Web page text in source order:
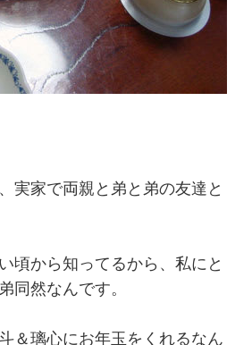
実家で両親と弟と弟の友達と
頃から知ってるから、私にと
同然なんです。
＆璃心にお年玉をくれるなん